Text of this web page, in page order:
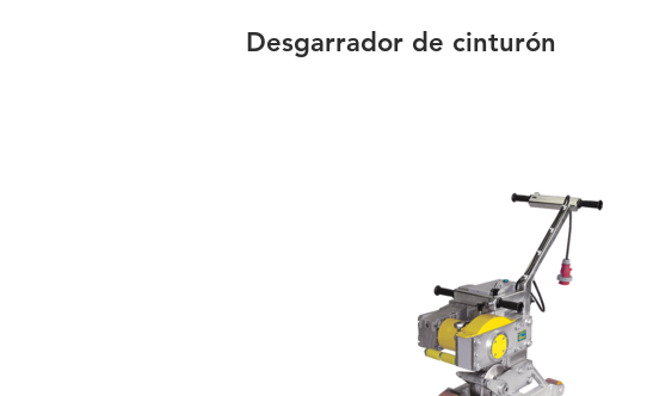
Desgarrador de cinturón